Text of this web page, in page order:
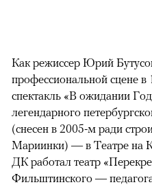
Как режиссер Юрий
профессиональной сцене
спектакль «В ожидании
легендарного
(снесен в 2005-м ради
Мариинки) — в Театре на
ДК работал театр
Фильштинского —